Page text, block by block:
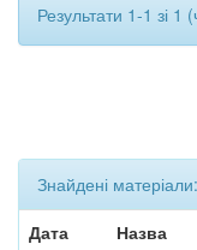
Результати 1-1 зі
Знайдені матеріали:
Дата
Назва